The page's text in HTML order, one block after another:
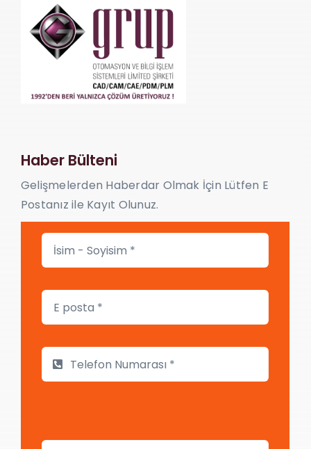
Haber Bülteni
Gelişmelerden Haberdar Olmak İçin Lütfen E
Postanız ile Kayıt Olunuz.